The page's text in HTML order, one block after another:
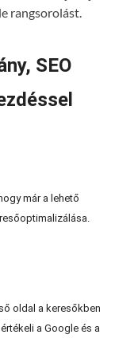
rangsorolást.
SEO
már a lehető
oldal a keresőkben
a Google és a